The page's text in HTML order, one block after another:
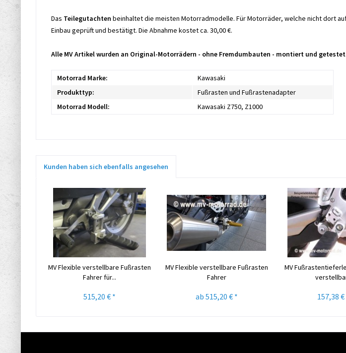
Das Teilegutachten beinhaltet die meisten Motorradmodelle. Für Motorräder, welche nicht dort
Einbau geprüft und bestätigt. Die Abnahme kostet ca. 30,00 €.
Alle MV Artikel wurden an Original-Motorrädern - ohne Fremdumbauten - montiert und
Motorrad Marke:
Kawasaki
Produkttyp:
Fußrasten und Fußrastenadapter
Motorrad Modell:
Kawasaki Z750, Z1000
Kunden haben sich ebenfalls angesehen
MV Flexible verstellbare Fußrasten
Fahrer für...
515,20 € *
MV Flexible verstellbare Fußrasten
Fahrer
ab 515,20 € *
MV
157,38